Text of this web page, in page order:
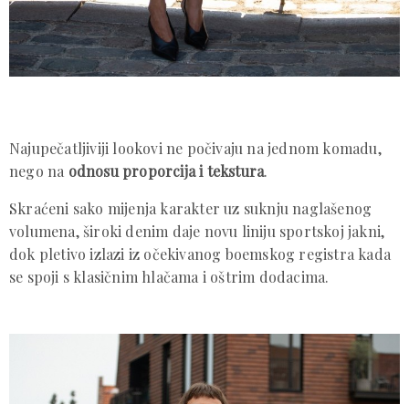
Najupečatljiviji lookovi ne počivaju na jednom komadu,
nego na odnosu proporcija i tekstura.
Skraćeni sako mijenja karakter uz suknju naglašenog
volumena, široki denim daje novu liniju sportskoj jakni,
dok pletivo izlazi iz očekivanog boemskog registra kada
se spoji s klasičnim hlačama i oštrim dodacima.